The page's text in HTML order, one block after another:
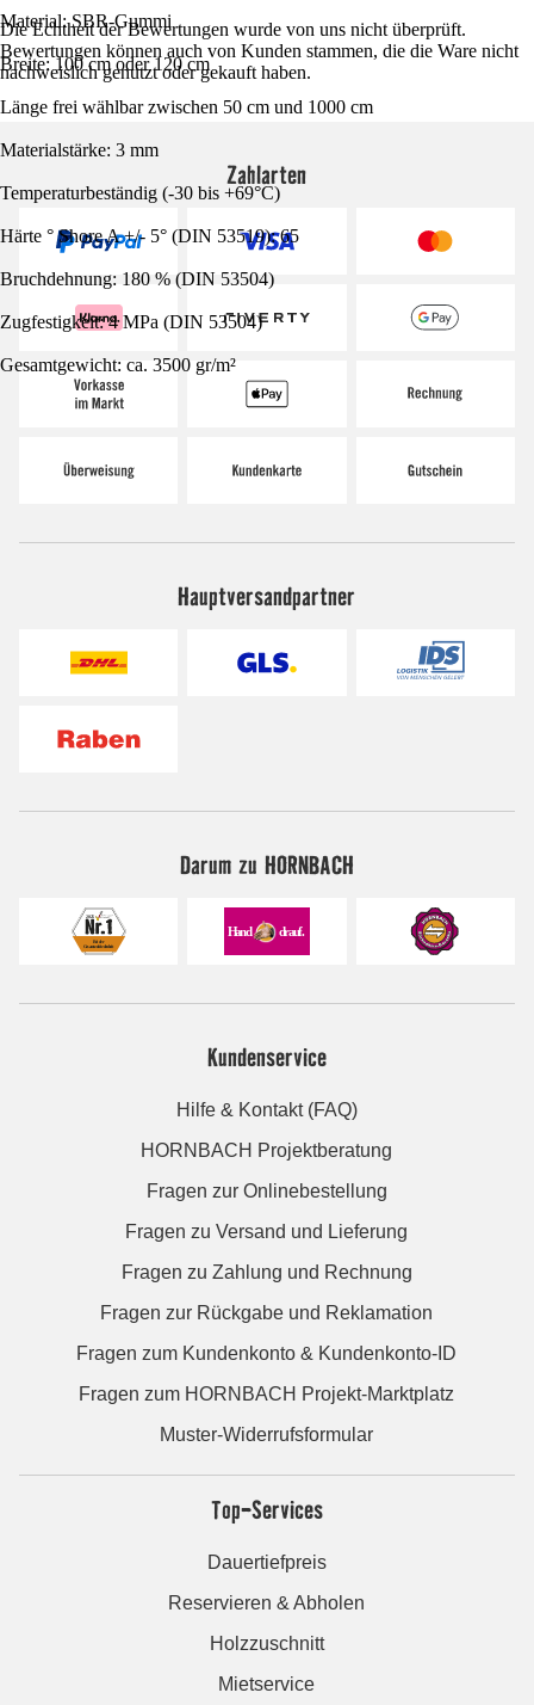
Material: SBR-Gummi
Breite: 100 cm oder 120 cm
Länge frei wählbar zwischen 50 cm und 1000 cm
Materialstärke: 3 mm
Temperaturbeständig (-30 bis +69°C)
Härte ° Shore A +/- 5° (DIN 53519): 65
Bruchdehnung: 180 % (DIN 53504)
Zugfestigkeit: 4 MPa (DIN 53504)
Gesamtgewicht: ca. 3500 gr/m²
Die Echtheit der Bewertungen wurde von uns nicht überprüft.
Bewertungen können auch von Kunden stammen, die die Ware nicht
nachweislich genutzt oder gekauft haben.
Zahlarten
Hauptversandpartner
Darum zu HORNBACH
Kundenservice
Hilfe & Kontakt (FAQ)
HORNBACH Projektberatung
Fragen zur Onlinebestellung
Fragen zu Versand und Lieferung
Fragen zu Zahlung und Rechnung
Fragen zur Rückgabe und Reklamation
Fragen zum Kundenkonto & Kundenkonto-ID
Fragen zum HORNBACH Projekt-Marktplatz
Muster-Widerrufsformular
Top-Services
Dauertiefpreis
Reservieren & Abholen
Holzzuschnitt
Mietservice